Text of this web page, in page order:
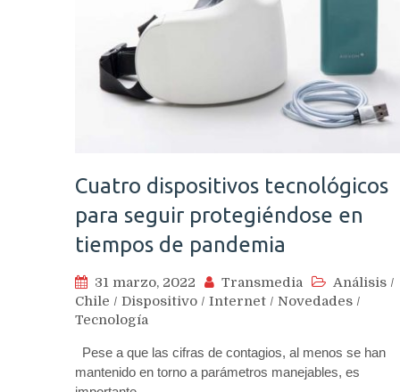
Cuatro dispositivos tecnológicos
para seguir protegiéndose en
tiempos de pandemia
31 marzo, 2022 Transmedia Análisis /
Chile / Dispositivo / Internet / Novedades /
Tecnología
Pese a que las cifras de contagios, al menos se han
mantenido en torno a parámetros manejables, es